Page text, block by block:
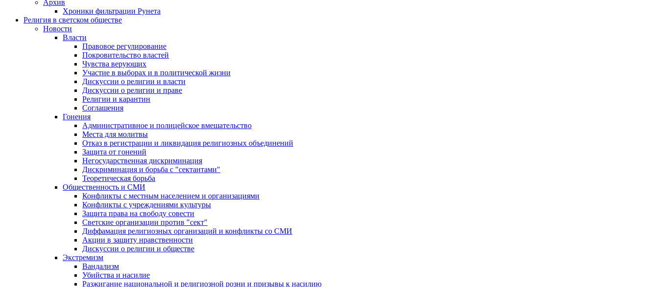
Архив
Хроники фильтрации Рунета
Религия в светском обществе
Новости
Власти
Правовое регулирование
Покровительство властей
Чувства верующих
Участие в выборах и в политической жизни
Дискуссии о религии и власти
Дискуссии о религии и праве
Религии и карантин
Соглашения
Гонения
Административное и полицейское вмешательство
Места для молитвы
Отказ в регистрации и ликвидация религиозных объединений
Защита от гонений
Негосударственная дискриминация
Дискриминация и борьба с "сектантами"
Теоретическая борьба
Общественность и СМИ
Конфликты с местным населением и организациями
Конфликты с учреждениями культуры
Защита права на свободу совести
Светские организации против "сект"
Диффамация религиозных организаций и конфликты со СМИ
Акции в защиту нравственности
Дискуссии о религии и обществе
Экстремизм
Вандализм
Убийства и насилие
Разжигание национальной и религиозной розни и призывы к насилию